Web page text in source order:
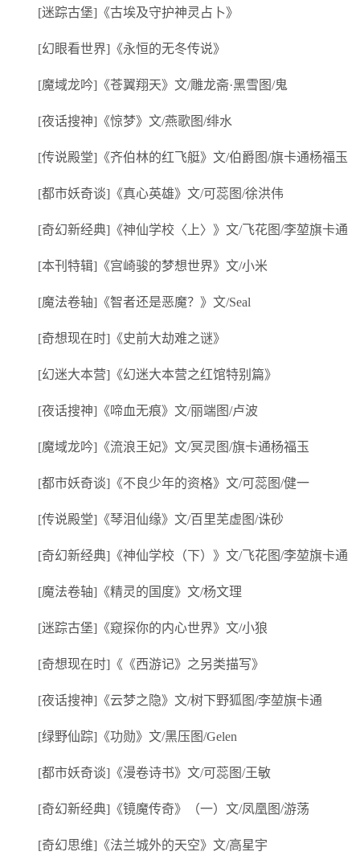
[迷踪古堡]《古埃及守护神灵占卜》
[幻眼看世界]《永恒的无冬传说》
[魔域龙吟]《苍翼翔天》文/雕龙斋·黑雪图/鬼
[夜话搜神]《惊梦》文/燕歌图/绯水
[传说殿堂]《齐伯林的红飞艇》文/伯爵图/旗卡通杨福玉
[都市妖奇谈]《真心英雄》文/可蕊图/徐洪伟
[奇幻新经典]《神仙学校〈上〉》文/飞花图/李堃旗卡通
[本刊特辑]《宫崎骏的梦想世界》文/小米
[魔法卷轴]《智者还是恶魔？》文/Seal
[奇想现在时]《史前大劫难之谜》
[幻迷大本营]《幻迷大本营之红馆特别篇》
[夜话搜神]《啼血无痕》文/丽端图/卢波
[魔域龙吟]《流浪王妃》文/冥灵图/旗卡通杨福玉
[都市妖奇谈]《不良少年的资格》文/可蕊图/健一
[传说殿堂]《琴泪仙缘》文/百里芜虚图/诛砂
[奇幻新经典]《神仙学校（下）》文/飞花图/李堃旗卡通
[魔法卷轴]《精灵的国度》文/杨文理
[迷踪古堡]《窥探你的内心世界》文/小狼
[奇想现在时]《《西游记》之另类描写》
[夜话搜神]《云梦之隐》文/树下野狐图/李堃旗卡通
[绿野仙踪]《功勋》文/黑压图/Gelen
[都市妖奇谈]《漫卷诗书》文/可蕊图/王敏
[奇幻新经典]《镜魔传奇》（一）文/凤凰图/游荡
[奇幻思维]《法兰城外的天空》文/高星宇